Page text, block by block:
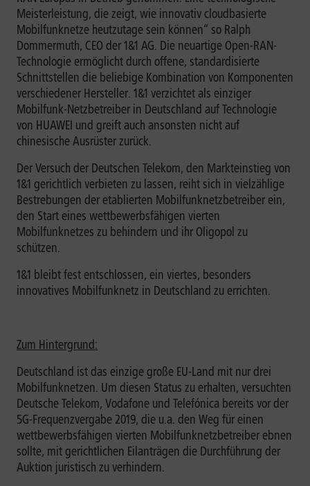
Meisterleistung, die zeigt, wie innovativ cloudbasierte
Mobilfunknetze heutzutage sein können“ so Ralph
Dommermuth, CEO der 1&1 AG. Die neuartige Open-RAN-
Technologie ermöglicht durch offene, standardisierte
Schnittstellen die beliebige Kombination von Komponenten
verschiedener Hersteller. 1&1 verzichtet als einziger
Mobilfunk-Netzbetreiber in Deutschland auf Technologie
von HUAWEI und greift auch ansonsten nicht auf
chinesische Ausrüster zurück.
Der Versuch der Deutschen Telekom, den Markteinstieg von
1&1 gerichtlich verbieten zu lassen, reiht sich in vielzählige
Bestrebungen der etablierten Mobilfunknetzbetreiber ein,
den Start eines wettbewerbsfähigen vierten
Mobilfunknetzes zu behindern und ihr Oligopol zu
schützen.
1&1 bleibt fest entschlossen, ein viertes, besonders
innovatives Mobilfunknetz in Deutschland zu errichten.
Zum Hintergrund:
Deutschland ist das einzige große EU-Land mit nur drei
Mobilfunknetzen. Um diesen Status zu erhalten, versuchten
Deutsche Telekom, Vodafone und Telefónica bereits vor der
5G-Frequenzvergabe 2019, die u.a. den Weg für einen
wettbewerbsfähigen vierten Mobilfunknetzbetreiber ebnen
sollte, mit gerichtlichen Eilanträgen die Durchführung der
Auktion juristisch zu verhindern.